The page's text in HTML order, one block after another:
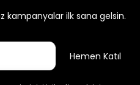
bulunabilir. Ayrıca
günlük kullanım için de
kampanyalar ilk sana gelsin.
Hemen Katıl